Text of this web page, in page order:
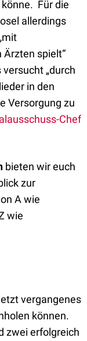
Für die
allerdings
spielt“
„durch
in den
Versorgung zu
Chef
bieten wir euch
zur
A wie
wie
vergangenes
können.
zwei erfolgreich